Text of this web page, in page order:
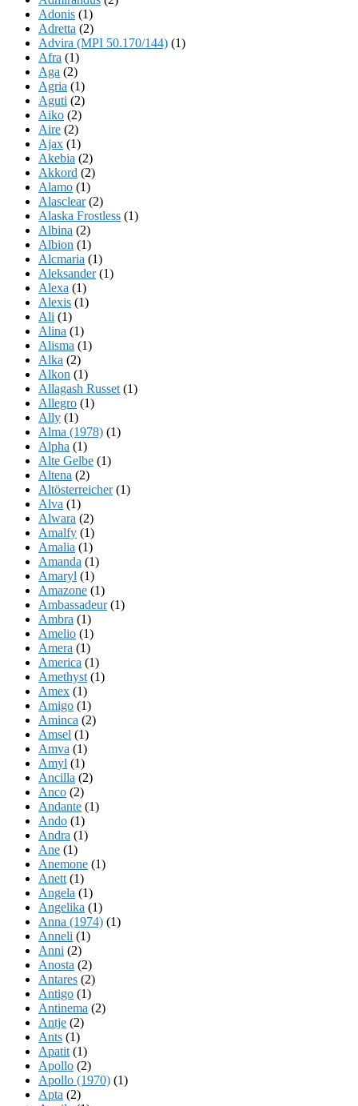
Adonis (1)
Adretta (2)
Advira (MPI 50.170/144) (1)
Afra (1)
Aga (2)
Agria (1)
Aguti (2)
Aiko (2)
Aire (2)
Ajax (1)
Akebia (2)
Akkord (2)
Alamo (1)
Alasclear(2)
Alaska Frostless (1)
Albina (2)
Albion (1)
Alcmaria (1)
Aleksander(1)
Alexa (1)
Alexis (1)
Ali (1)
Alina (1)
Alisma (1)
Alka (2)
Alkon (1)
Allagash Russet (1)
Allegro (1)
Ally (1)
Alma (1978) (1)
Alpha (1)
Alte Gelbe (1)
Altena (2)
Altösterreicher(1)
Alva (1)
Alwara (2)
Amalfy (1)
Amalia (1)
Amanda (1)
Amaryl (1)
Amazone (1)
Ambassadeur(1)
Ambra (1)
Amelio (1)
Amera (1)
America (1)
Amethyst (1)
Amex (1)
Amigo (1)
Aminca (2)
Amsel (1)
Amva (1)
Amyl (1)
Ancilla (2)
Anco (2)
Andante (1)
Ando (1)
Andra (1)
Ane (1)
Anemone (1)
Anett (1)
Angela (1)
Angelika (1)
Anna (1974) (1)
Anneli (1)
Anni (2)
Anosta (2)
Antares (2)
Antigo (1)
Antinema (2)
Antje (2)
Ants (1)
Apatit (1)
Apollo (2)
Apollo (1970) (1)
Apta (2)